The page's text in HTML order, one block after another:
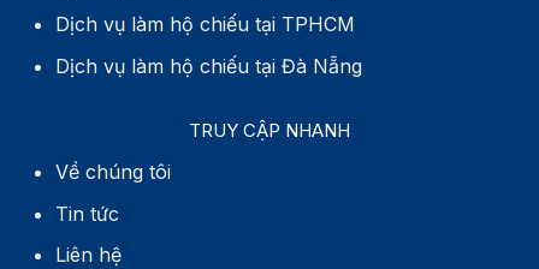
Dịch vụ làm hộ chiếu tại TPHCM
Dịch vụ làm hộ chiếu tại Đà Nẵng
TRUY CẬP NHANH
Về chúng tôi
Tin tức
Liên hệ